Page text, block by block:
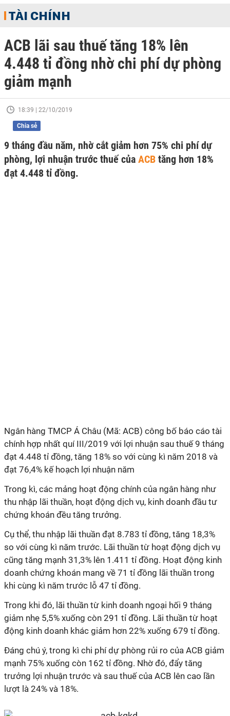
TÀI CHÍNH
ACB lãi sau thuế tăng 18% lên
4.448 tỉ đồng nhờ chi phí dự phòng
giảm mạnh
18:39 | 22/10/2019
Chia sẻ
9 tháng đầu năm, nhờ cắt giảm hơn 75% chi phí dự
phòng, lợi nhuận trước thuế của ACB tăng hơn 18%
đạt 4.448 tỉ đồng.
Ngân hàng TMCP Á Châu (Mã: ACB) công bố báo cáo tài
chính hợp nhất quí III/2019 với lợi nhuận sau thuế 9 tháng
đạt 4.448 tỉ đồng, tăng 18% so với cùng kì năm 2018 và
đạt 76,4% kế hoạch lợi nhuận năm
Trong kì, các mảng hoạt động chính của ngân hàng như
thu nhập lãi thuần, hoạt động dịch vụ, kinh doanh đầu tư
chứng khoán đều tăng trưởng.
Cụ thể, thu nhập lãi thuần đạt 8.783 tỉ đồng, tăng 18,3%
so với cùng kì năm trước. Lãi thuần từ hoạt động dịch vụ
cũng tăng mạnh 31,3% lên 1.411 tỉ đồng. Hoạt động kinh
doanh chứng khoán mang về 71 tỉ đồng lãi thuần trong
khi cùng kì năm trước lỗ 47 tỉ đồng.
Trong khi đó, lãi thuần từ kinh doanh ngoại hối 9 tháng
giảm nhẹ 5,5% xuống còn 291 tỉ đồng. Lãi thuần từ hoạt
động kinh doanh khác giảm hơn 22% xuống 679 tỉ đồng.
Đáng chú ý, trong kì chi phí dự phòng rủi ro của ACB giảm
mạnh 75% xuống còn 162 tỉ đồng. Nhờ đó, đẩy tăng
trưởng lợi nhuận trước và sau thuế của ACB lên cao lần
lượt là 24% và 18%.